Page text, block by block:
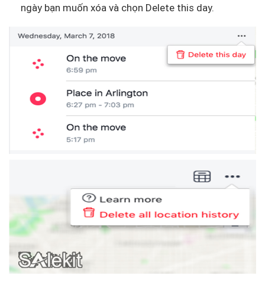
ngày bạn muốn xóa và chọn Delete this day.